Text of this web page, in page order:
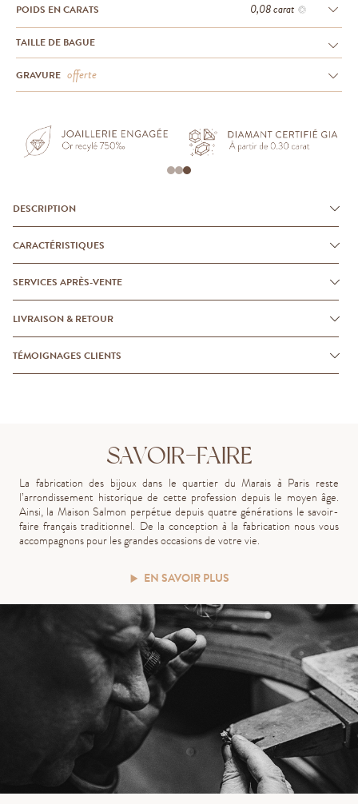
POIDS EN CARATS 0,08 carat
TAILLE DE BAGUE
GRAVURE offerte
DESCRIPTION
CARACTÉRISTIQUES
SERVICES APRÈS-VENTE
LIVRAISON & RETOUR
TÉMOIGNAGES CLIENTS
SAVOIR-FAIRE
La fabrication des bijoux dans le quartier du Marais à Paris reste
l’arrondissement historique de cette profession depuis le moyen âge.
Ainsi, la Maison Salmon perpétue depuis quatre générations le savoir-
faire français traditionnel. De la conception à la fabrication nous vous
accompagnons pour les grandes occasions de votre vie.
EN SAVOIR PLUS